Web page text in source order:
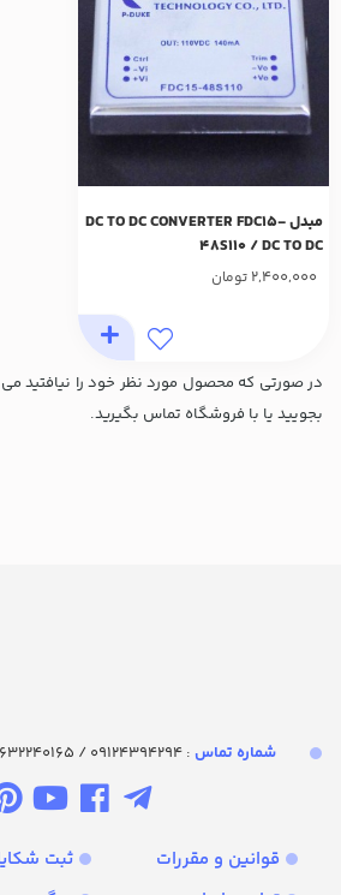
مبدل DC TO DC CONVERTER FDC15-
48S110 / DC TO DC
2,400,000 تومان
در صورتی که محصول مورد نظر خود را نیافتید
بجویید یا با فروشگاه تماس بگیرید.
شماره تماس‌ : 09124394294 / 02632240165 / 02634496576
قوانین و مقررات
ثبت